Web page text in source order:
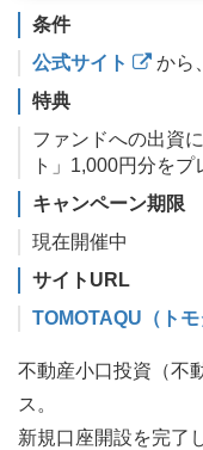
条件
公式サイト
から
特典
ファンドへの出資
ト」1,000円分をプ
キャンペーン期限
現在開催中
サイトURL
TOMOTAQU（トモ
不動産小口投資（不
ス。
新規口座開設を完了